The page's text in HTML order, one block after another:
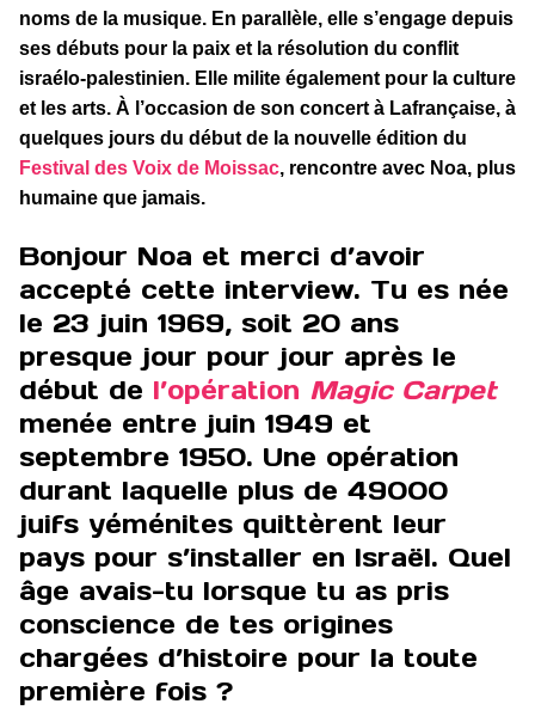
noms de la musique. En parallèle, elle s’engage depuis
ses débuts pour la paix et la résolution du conflit
israélo-palestinien. Elle milite également pour la culture
et les arts. À l’occasion de son concert à Lafrançaise, à
quelques jours du début de la nouvelle édition du
Festival des Voix de Moissac, rencontre avec Noa, plus
humaine que jamais.
Bonjour Noa et merci d’avoir
accepté cette interview. Tu es née
le 23 juin 1969, soit 20 ans
presque jour pour jour après le
début de l’opération Magic Carpet
menée entre juin 1949 et
septembre 1950. Une opération
durant laquelle plus de 49000
juifs yéménites quittèrent leur
pays pour s’installer en Israël. Quel
âge avais-tu lorsque tu as pris
conscience de tes origines
chargées d’histoire pour la toute
première fois ?